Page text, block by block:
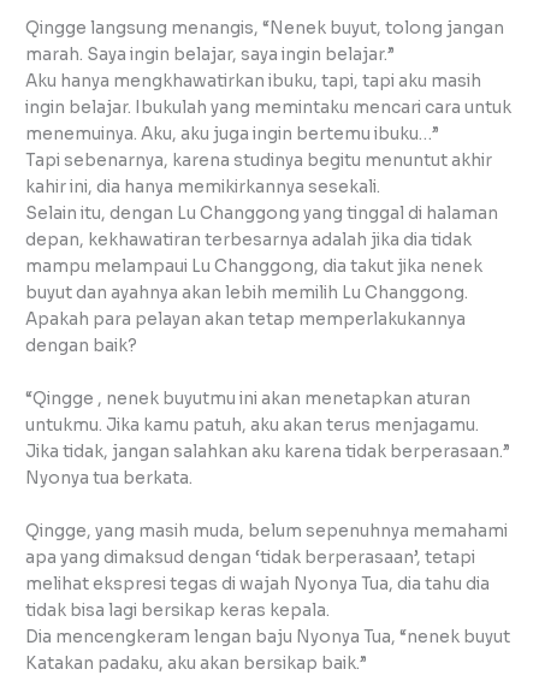
Qingge langsung menangis, “Nenek buyut, tolong jangan
marah. Saya ingin belajar, saya ingin belajar.”
Aku hanya mengkhawatirkan ibuku, tapi, tapi aku masih
ingin belajar. Ibukulah yang memintaku mencari cara untuk
menemuinya. Aku, aku juga ingin bertemu ibuku…”
Tapi sebenarnya, karena studinya begitu menuntut akhir
kahir ini, dia hanya memikirkannya sesekali.
Selain itu, dengan Lu Changgong yang tinggal di halaman
depan, kekhawatiran terbesarnya adalah jika dia tidak
mampu melampaui Lu Changgong, dia takut jika nenek
buyut dan ayahnya akan lebih memilih Lu Changgong.
Apakah para pelayan akan tetap memperlakukannya
dengan baik?
“Qingge , nenek buyutmu ini akan menetapkan aturan
untukmu. Jika kamu patuh, aku akan terus menjagamu.
Jika tidak, jangan salahkan aku karena tidak berperasaan.”
Nyonya tua berkata.
Qingge, yang masih muda, belum sepenuhnya memahami
apa yang dimaksud dengan ‘tidak berperasaan’, tetapi
melihat ekspresi tegas di wajah Nyonya Tua, dia tahu dia
tidak bisa lagi bersikap keras kepala.
Dia mencengkeram lengan baju Nyonya Tua, “nenek buyut
Katakan padaku, aku akan bersikap baik.”